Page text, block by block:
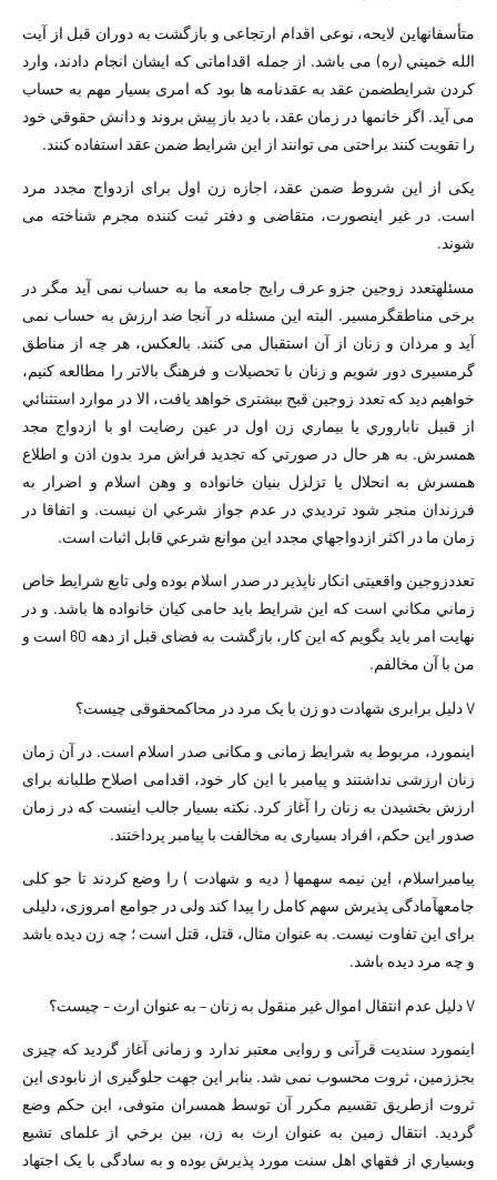
متأسفانهاین لایحه، نوعی اقدام ارتجاعی و بازگشت به دوران قبل از آيت
الله خميني (ره) می باشد. از جمله اقداماتی که ايشان انجام دادند، وارد
کردن شرایطضمن عقد به عقدنامه ها بود که امری بسیار مهم به حساب
می آید. اگر خانمها در زمان عقد، با دید باز پیش بروند و دانش حقوقي خود
را تقویت کنند براحتی می توانند از این شرایط ضمن عقد استفاده کنند.
یکی از این شروط ضمن عقد، اجازه زن اول برای ازدواج مجدد مرد
است. در غیر اینصورت، متقاضی و دفتر ثبت کننده مجرم شناخته می
شوند.
مسئلهتعدد زوجین جزو عرف رايج جامعه ما به حساب نمی آید مگر در
برخی مناطقگرمسير. البته این مسئله در آنجا ضد ارزش به حساب نمی
آید و مردان و زنان از آن استقبال می کنند. بالعکس، هر چه از مناطق
گرمسیری دور شویم و زنان با تحصیلات و فرهنگ بالاتر را مطالعه کنیم،
خواهیم دید که تعدد زوجین قبح بیشتری خواهد یافت، الا در موارد استثنائي
از قبيل ناباروري يا بيماري زن اول در عين رضايت او با ازدواج مجد
همسرش. به هر حال در صورتي كه تجديد فراش مرد بدون اذن و اطلاع
همسرش به انحلال يا تزلزل بنيان خانواده و وهن اسلام و اضرار به
فرزندان منجر شود ترديدي در عدم جواز شرعي ان نيست. و اتفاقا در
زمان ما در اكثر ازدواجهاي مجدد اين موانع شرعي قابل اثبات است.
تعددزوجین واقعیتی انکار ناپذیر در صدر اسلام بوده ولی تابع شرایط خاص
زماني مكاني است که این شرایط باید حامی کیان خانواده ها باشد. و در
نهایت امر باید بگویم که این کار، بازگشت به فضای قبل از دهه 60 است و
من با آن مخالفم.
V دلیل برابری شهادت دو زن با یک مرد در محاکمحقوقی چیست؟
اینمورد، مربوط به شرایط زمانی و مکانی صدر اسلام است. در آن زمان
زنان ارزشی نداشتند و پیامبر با این کار خود، اقدامی اصلاح طلبانه برای
ارزش بخشیدن به زنان را آغاز کرد. نکته بسیار جالب اینست که در زمان
صدور این حکم، افراد بسیاری به مخالفت با پیامبر پرداختند.
پیامبراسلام، این نیمه سهمها ( دیه و شهادت ) را وضع کردند تا جو کلی
جامعهآمادگی پذیرش سهم کامل را پیدا کند ولی در جوامع امروزی، دلیلی
برای این تفاوت نیست. به عنوان مثال، قتل، قتل است ؛ چه زن دیده باشد
و چه مرد دیده باشد.
V دلیل عدم انتقال اموال غیر منقول به زنان – به عنوان ارث – چیست؟
اینمورد سندیت قرآنی و روایی معتبر ندارد و زمانی آغاز گردید که چیزی
بجززمین، ثروت محسوب نمی شد. بنابر این جهت جلوگیری از نابودی این
ثروت ازطريق تقسيم مكرر آن توسط همسران متوفی، این حكم وضع
گردید. انتقال زمین به عنوان ارث به زن، بین برخي از علمای تشیع
وبسياري از فقهاي اهل سنت مورد پذیرش بوده و به سادگی با یک اجتهاد